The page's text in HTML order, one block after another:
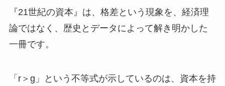
『21世紀の資本』は、格差という現象を、経済理
論ではなく、歴史とデータによって解き明かした
一冊です。
「r＞g」という不等式が示しているのは、資本を持